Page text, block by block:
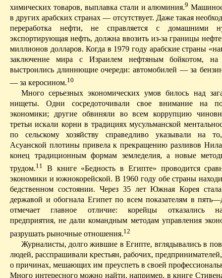
химических товаров, выплавка стали и алюминия.9
в других арабских странах — отсутствует. Даже такая
переработка нефти, не справляется с домашними
экспортирующая нефть, должна ввозить из-за границы
миллионов долларов. Когда в 1979 году арабские страны
заключение мира с Израилем нефтяным бойкотом, на
выстроились длиннющие очереди: автомобилей — за
— за керосином.10
Много серьезных экономических умов билось над
нищеты. Одни сосредоточивали свое внимание на
экономики; другие обвиняли во всем коррупцию
третьи искали корни в традициях мусульманской
по сельскому хозяйству справедливо указывали на
Асуанской плотины привела к прекращению разливов
конец традиционным формам земледелия, а новые
трудом.11 В книге «Бедность в Египте» проводится
экономики и южнокорей­ской. В 1960 году обе страны
бедственном состоянии. Через 35 лет Южная Корея
державой и обогнала Египет по всем показателям в
отмечает главное отличие: корейцы отказались
предприятия, не дали командным методам управления
разрушать рыночные отношения.12
Журналисты, долго жившие в Египте, вглядывались в
людей, расспрашивали крестьян, рабочих,
о причинах, мешающих им преуспеть в своей
Много интересного можно найти, например, в книге